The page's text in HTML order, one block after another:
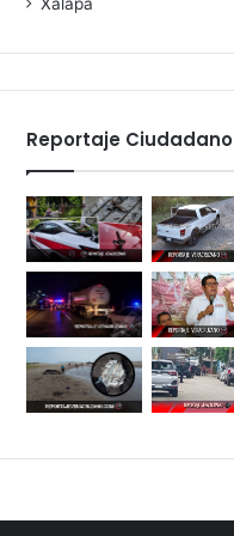
Reportaje Ciudadano